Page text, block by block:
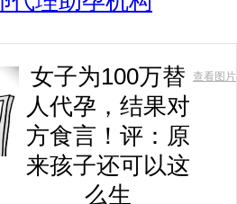
女子为100万替
人代孕，结果对
方食言！评：原
来孩子还可以这
么生
查看图片